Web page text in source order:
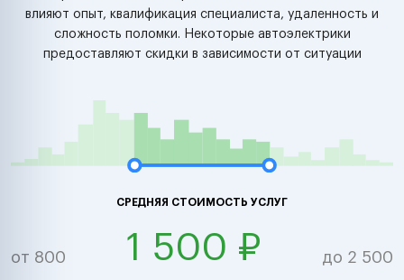
влияют опыт, квалификация специалиста, удаленность и
сложность поломки. Некоторые автоэлектрики
предоставляют скидки в зависимости от ситуации
СРЕДНЯЯ СТОИМОСТЬ УСЛУГ
от 800 1 500 ₽ до 2 500